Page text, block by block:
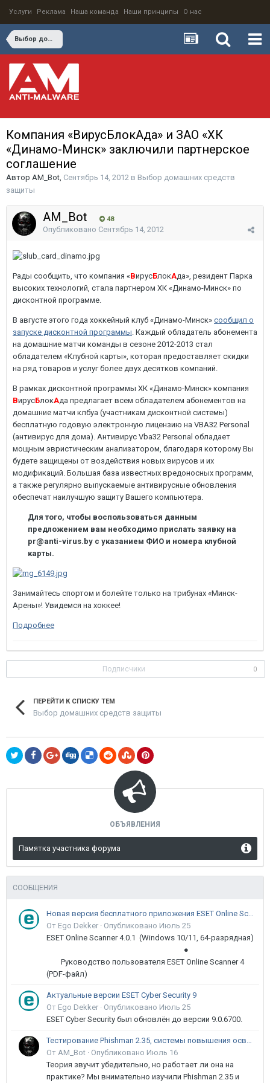
Услуги Реклама Наша команда Наши принципы О нас
Выбор домашних средств защиты
Компания «ВирусБлокАда» и ЗАО «ХК
«Динамо-Минск» заключили партнерское
соглашение
Автор AM_Bot, Сентябрь 14, 2012 в Выбор домашних средств
защиты
AM_Bot 48
Опубликовано Сентябрь 14, 2012
Рады сообщить, что компания «ВирусБлокАда», резидент Парка
высоких технологий, стала партнером ХК «Динамо-Минск» по
дисконтной программе.
В августе этого года хоккейный клуб «Динамо-Минск» сообщил о
запуске дисконтной программы . Каждый обладатель абонемента
на домашние матчи команды в сезоне 2012-2013 стал
обладателем «Клубной карты», которая предоставляет скидки
на ряд товаров и услуг более двух десятков компаний.
В рамках дисконтной программы ХК «Динамо-Минск» компания
ВирусБлокАда предлагает всем обладателем абонементов на
домашние матчи клбуа (участникам дисконтной системы)
бесплатную годовую электронную лицензию на VBA32 Personal
(антивирус для дома). Антивирус Vba32 Personal обладает
мощным эвристическим анализатором, благодаря которому Вы
будете защищены от воздействия новых вирусов и их
модификаций. Большая база известных вредоносных программ,
а также регулярно выпускаемые антивирусные обновления
обеспечат наилучшую защиту Вашего компьютера.
Для того, чтобы воспользоваться данным
предложением вам необходимо прислать заявку на
pr@anti-virus.by c указанием ФИО и номера клубной
карты.
Занимайтесь спортом и болейте только на трибунах «Минск-
Арены»! Увидемся на хоккее!
Подробнее
Подписчики 0
ПЕРЕЙТИ К СПИСКУ ТЕМ
Выбор домашних средств защиты
ОБЪЯВЛЕНИЯ
Памятка участника форума
СООБЩЕНИЯ
Новая версия бесплатного приложения ESET Online Scanner доступна пользователям
От Ego Dekker · Опубликовано Июль 25
ESET Online Scanner 4.0.1 (Windows 10/11, 64-разрядная)
●
Руководство пользователя ESET Online Scanner 4
(PDF-файл)
Актуальные версии ESET Cyber Security 9
От Ego Dekker · Опубликовано Июль 25
ESET Cyber Security был обновлён до версии 9.0.6700.
Тестирование Phishman 2.35, системы повышения осведомлённости пользователей в сфере ИБ
От AM_Bot · Опубликовано Июль 16
Теория звучит убедительно, но работает ли она на
практике? Мы внимательно изучили Phishman 2.35 и